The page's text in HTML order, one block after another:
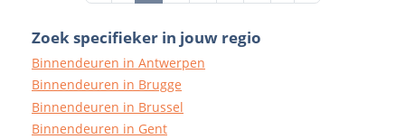
Zoek specifieker in jouw regio
Binnendeuren in Antwerpen
Binnendeuren in Brugge
Binnendeuren in Brussel
Binnendeuren in Gent